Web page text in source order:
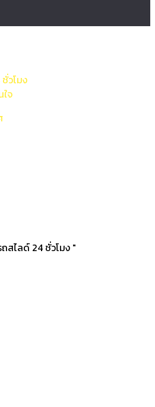
วโมง
ใจ
สไลด์ 24 ชั่วโมง "